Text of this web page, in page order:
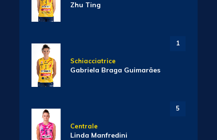
Zhu Ting
1
Schiacciatrice
Gabriela Braga Guimarães
5
Centrale
Linda Manfredini